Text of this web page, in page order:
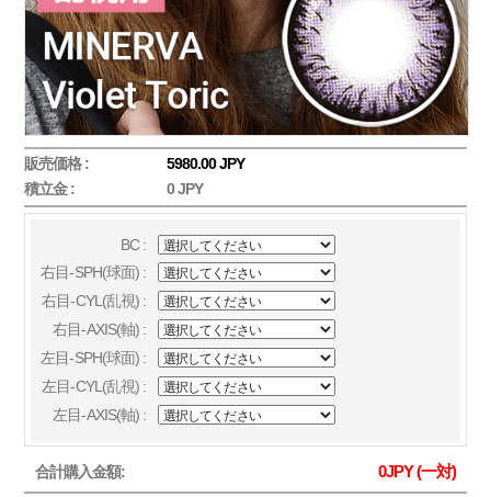
販売価格 :
5980.00 JPY
積立金 :
0 JPY
BC :
右目-SPH(球面) :
右目-CYL(乱視) :
右目-AXIS(軸) :
左目-SPH(球面) :
左目-CYL(乱視) :
左目-AXIS(軸) :
合計購入金額: 0JPY (一対)